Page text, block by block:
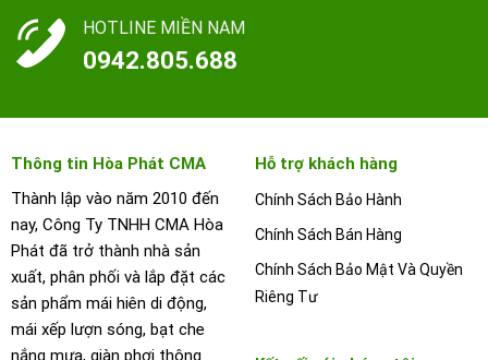
HOTLINE MIỀN NAM
0942.805.688
Thông tin Hòa Phát CMA
Thành lập vào năm 2010 đến
nay, Công Ty TNHH CMA Hòa
Phát đã trở thành nhà sản
xuất, phân phối và lắp đặt các
sản phẩm mái hiên di động,
mái xếp lượn sóng, bạt che
nắng mưa, giàn phơi thông
Hỗ trợ khách hàng
Chính Sách Bảo Hành
Chính Sách Bán Hàng
Chính Sách Bảo Mật Và Quyền
Riêng Tư